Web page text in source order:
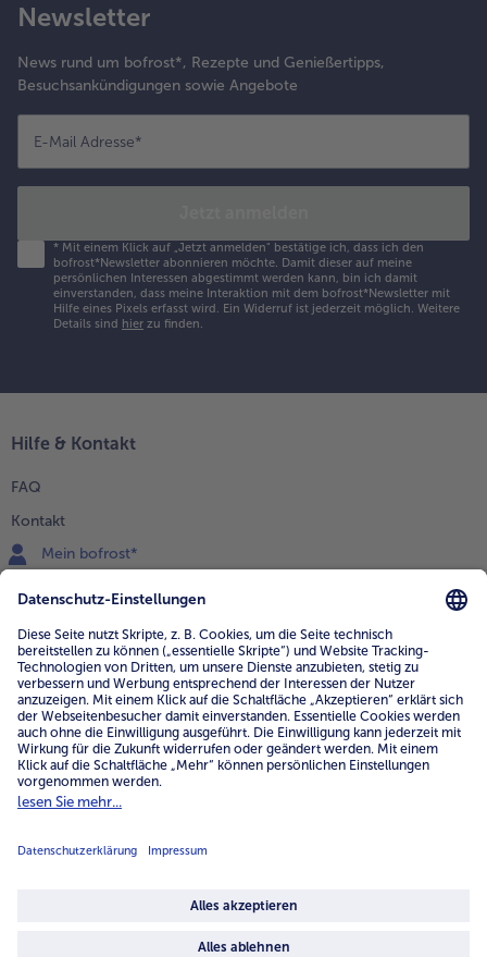
Newsletter
News rund um bofrost*, Rezepte und Genießertipps,
Besuchsankündigungen sowie Angebote
E-Mail Adresse*
* Mit einem Klick auf „Jetzt anmelden" bestätige ich, dass ich den
bofrost*Newsletter abonnieren möchte. Damit dieser auf meine
persönlichen Interessen abgestimmt werden kann, bin ich damit
einverstanden, dass meine Interaktion mit dem bofrost*Newsletter mit
Hilfe eines Pixels erfasst wird. Ein Widerruf ist jederzeit möglich. Weitere
Details sind hier zu finden.
Hilfe & Kontakt
FAQ
Kontakt
Mein bofrost*
0800 - 000 19 18
Mo.-Fr.: 7-21 Uhr Sa: 8-16 Uhr
Service
Unternehmen
Über uns